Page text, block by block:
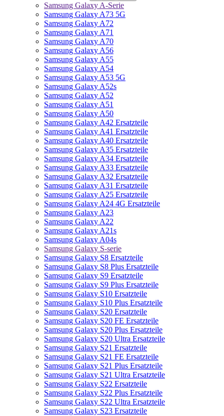
Samsung Galaxy A-Serie
Samsung Galaxy A73 5G
Samsung Galaxy A72
Samsung Galaxy A71
Samsung Galaxy A70
Samsung Galaxy A56
Samsung Galaxy A55
Samsung Galaxy A54
Samsung Galaxy A53 5G
Samsung Galaxy A52s
Samsung Galaxy A52
Samsung Galaxy A51
Samsung Galaxy A50
Samsung Galaxy A42 Ersatzteile
Samsung Galaxy A41 Ersatzteile
Samsung Galaxy A40 Ersatzteile
Samsung Galaxy A35 Ersatzteile
Samsung Galaxy A34 Ersatzteile
Samsung Galaxy A33 Ersatzteile
Samsung Galaxy A32 Ersatzteile
Samsung Galaxy A31 Ersatzteile
Samsung Galaxy A25 Ersatzteile
Samsung Galaxy A24 4G Ersatzteile
Samsung Galaxy A23
Samsung Galaxy A22
Samsung Galaxy A21s
Samsung Galaxy A04s
Samsung Galaxy S-serie
Samsung Galaxy S8 Ersatzteile
Samsung Galaxy S8 Plus Ersatzteile
Samsung Galaxy S9 Ersatzteile
Samsung Galaxy S9 Plus Ersatzteile
Samsung Galaxy S10 Ersatzteile
Samsung Galaxy S10 Plus Ersatzteile
Samsung Galaxy S20 Ersatzteile
Samsung Galaxy S20 FE Ersatzteile
Samsung Galaxy S20 Plus Ersatzteile
Samsung Galaxy S20 Ultra Ersatzteile
Samsung Galaxy S21 Ersatzteile
Samsung Galaxy S21 FE Ersatzteile
Samsung Galaxy S21 Plus Ersatzteile
Samsung Galaxy S21 Ultra Ersatzteile
Samsung Galaxy S22 Ersatzteile
Samsung Galaxy S22 Plus Ersatzteile
Samsung Galaxy S22 Ultra Ersatzteile
Samsung Galaxy S23 Ersatzteile